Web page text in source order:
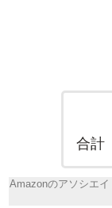
合計
Amazonのアソシエ